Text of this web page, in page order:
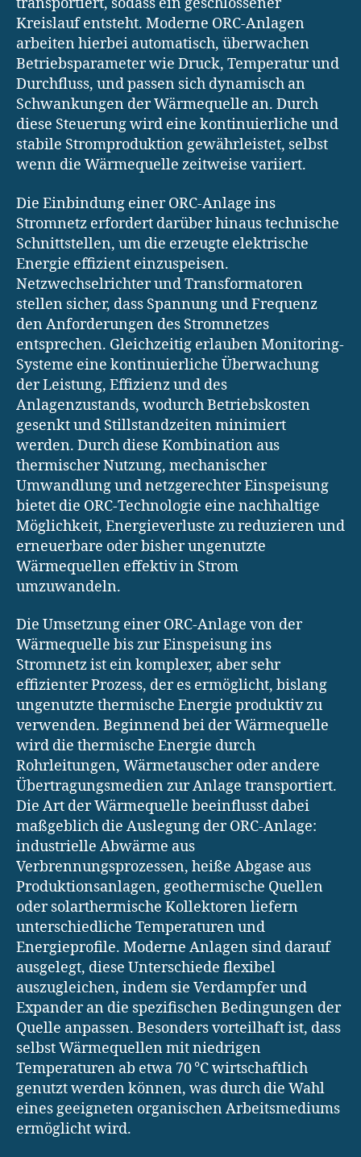
transportiert, sodass ein geschlossener
Kreislauf entsteht. Moderne ORC-Anlagen
arbeiten hierbei automatisch, überwachen
Betriebsparameter wie Druck, Temperatur und
Durchfluss, und passen sich dynamisch an
Schwankungen der Wärmequelle an. Durch
diese Steuerung wird eine kontinuierliche und
stabile Stromproduktion gewährleistet, selbst
wenn die Wärmequelle zeitweise variiert.
Die Einbindung einer ORC-Anlage ins
Stromnetz erfordert darüber hinaus technische
Schnittstellen, um die erzeugte elektrische
Energie effizient einzuspeisen.
Netzwechselrichter und Transformatoren
stellen sicher, dass Spannung und Frequenz
den Anforderungen des Stromnetzes
entsprechen. Gleichzeitig erlauben Monitoring-
Systeme eine kontinuierliche Überwachung
der Leistung, Effizienz und des
Anlagenzustands, wodurch Betriebskosten
gesenkt und Stillstandzeiten minimiert
werden. Durch diese Kombination aus
thermischer Nutzung, mechanischer
Umwandlung und netzgerechter Einspeisung
bietet die ORC-Technologie eine nachhaltige
Möglichkeit, Energieverluste zu reduzieren und
erneuerbare oder bisher ungenutzte
Wärmequellen effektiv in Strom
umzuwandeln.
Die Umsetzung einer ORC-Anlage von der
Wärmequelle bis zur Einspeisung ins
Stromnetz ist ein komplexer, aber sehr
effizienter Prozess, der es ermöglicht, bislang
ungenutzte thermische Energie produktiv zu
verwenden. Beginnend bei der Wärmequelle
wird die thermische Energie durch
Rohrleitungen, Wärmetauscher oder andere
Übertragungsmedien zur Anlage transportiert.
Die Art der Wärmequelle beeinflusst dabei
maßgeblich die Auslegung der ORC-Anlage:
industrielle Abwärme aus
Verbrennungsprozessen, heiße Abgase aus
Produktionsanlagen, geothermische Quellen
oder solarthermische Kollektoren liefern
unterschiedliche Temperaturen und
Energieprofile. Moderne Anlagen sind darauf
ausgelegt, diese Unterschiede flexibel
auszugleichen, indem sie Verdampfer und
Expander an die spezifischen Bedingungen der
Quelle anpassen. Besonders vorteilhaft ist, dass
selbst Wärmequellen mit niedrigen
Temperaturen ab etwa 70 °C wirtschaftlich
genutzt werden können, was durch die Wahl
eines geeigneten organischen Arbeitsmediums
ermöglicht wird.